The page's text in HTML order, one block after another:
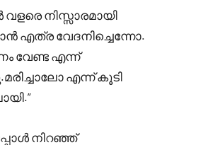
വളരെ നിസ്സാരമായി
എത്ര വേദനിച്ചെന്നോ.
വേണ്ട എന്ന്
എന്ന് കൂടി
നിറഞ്ഞ്